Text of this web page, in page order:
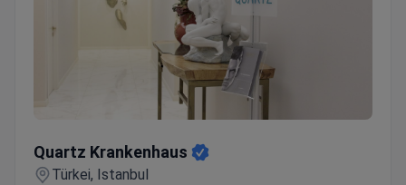
Quartz Krankenhaus
Türkei, Istanbul